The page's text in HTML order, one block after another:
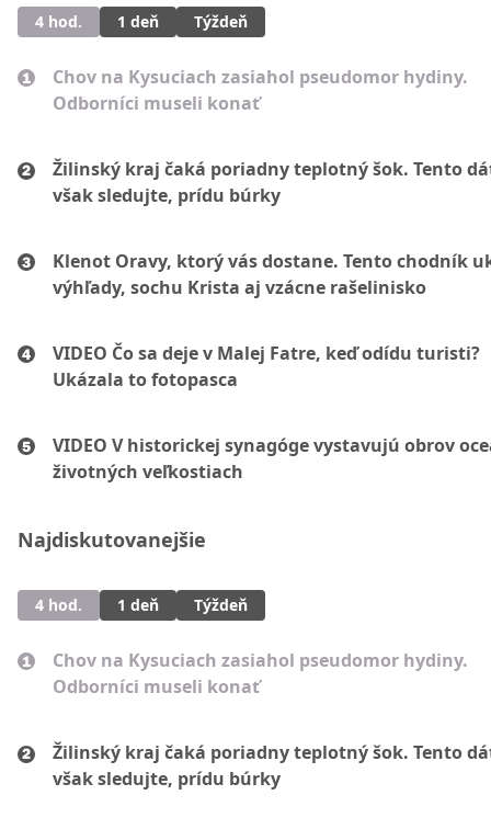
4 hod. 1 deň Týždeň
Chov na Kysuciach zasiahol pseudomor hydiny.
Odborníci museli konať
Žilinský kraj čaká poriadny teplotný šok. Tento
však sledujte, prídu búrky
Klenot Oravy, ktorý vás dostane. Tento chodník
výhľady, sochu Krista aj vzácne rašelinisko
VIDEO Čo sa deje v Malej Fatre, keď odídu turisti?
Ukázala to fotopasca
VIDEO V historickej synagóge vystavujú obrov
životných veľkostiach
Najdiskutovanejšie
4 hod. 1 deň Týždeň
Chov na Kysuciach zasiahol pseudomor hydiny.
Odborníci museli konať
Žilinský kraj čaká poriadny teplotný šok. Tento
však sledujte, prídu búrky